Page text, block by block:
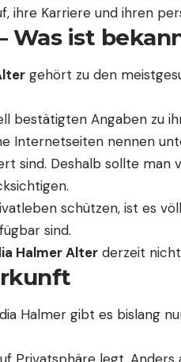
ihre Karriere und ihren
Was ist
gehört zu den
bestätigten Angaben zu
Internetseiten nennen
sind. Deshalb sollte man
schützen, ist es
sind.
Halmer Alter derzeit
Halmer gibt es bislang